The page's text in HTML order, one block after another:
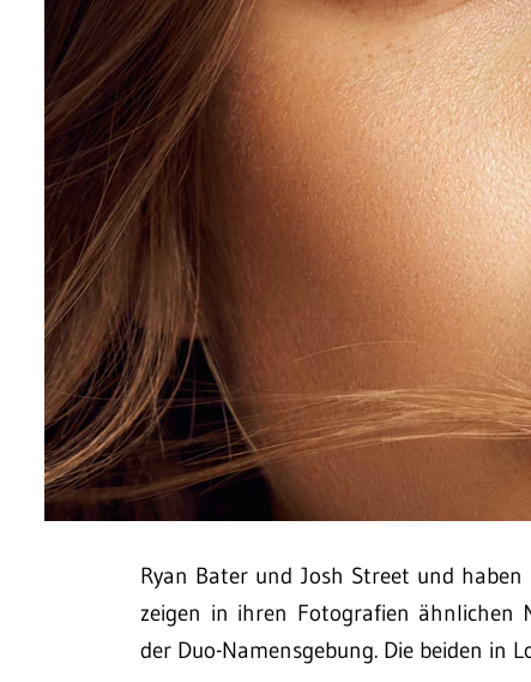
Ryan Bater und Josh Street und
zeigen in ihren Fotografien ähnlichen
der Duo-Namensgebung. Die beiden in